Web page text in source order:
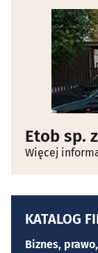
Etob sp.
Więcej
KATALOG
Biznes,